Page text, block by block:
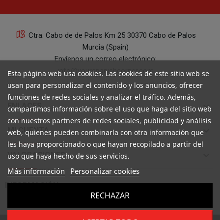
Ctra. Cabo de de Palos Km 25 30370 Cabo de Palos
Murcia (Spain)
Envíenos un correo electrónico:
info@yourspanishcorner.com
+34 647 29 98 21 de 9 a 14:30
ENLACES keyboard_arrow_down
MI CUENTA keyboard_arrow_down
VALORACIONES
INFORMACIÓN 
Esta página web usa cookies. Las cookies de este sitio web se
usan para personalizar el contenido y los anuncios, ofrecer
funciones de redes sociales y analizar el tráfico. Además,
compartimos información sobre el uso que haga del sitio web
con nuestros partners de redes sociales, publicidad y análisis
web, quienes pueden combinarla con otra información que
les haya proporcionado o que hayan recopilado a partir del
uso que haya hecho de sus servicios.
Más información Personalizar cookies
RECHAZAR